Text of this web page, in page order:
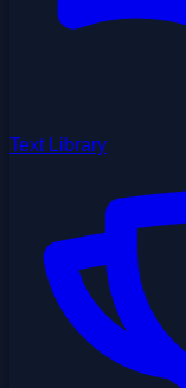
Text Library